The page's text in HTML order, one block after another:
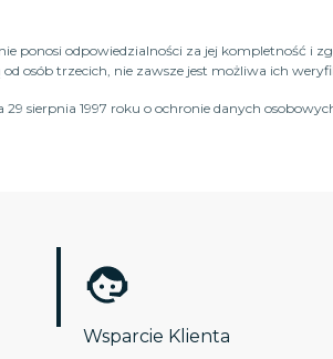
ponosi odpowiedzialności za jej kompletność i
osób trzecich, nie zawsze jest możliwa ich
sierpnia 1997 roku o ochronie danych
Wsparcie Klienta